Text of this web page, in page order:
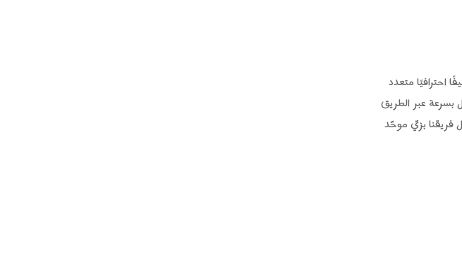
احترافيًا متعدد
بسرعة عبر الطريق
فريقنا بزيّ موحّد